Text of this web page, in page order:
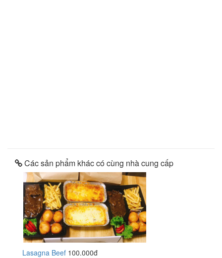
Các sản phẩm khác có cùng nhà cung cấp
Lasagna Beef 100.000đ